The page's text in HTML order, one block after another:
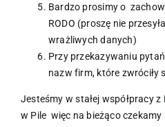
Bardzo prosimy o
RODO (proszę nie
wrażliwych danych)
Przy przekazywaniu
nazw firm, które zwróciły
Jesteśmy w stałej współpracy
w Pile więc na bieżąco